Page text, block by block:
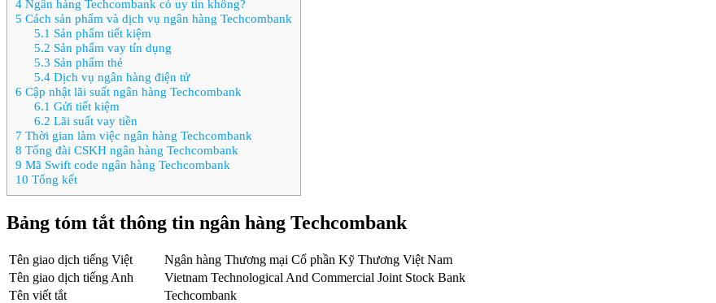
4 Ngân hàng Techcombank có uy tín không?
5 Cách sản phẩm và dịch vụ ngân hàng Techcombank
5.1 Sản phẩm tiết kiệm
5.2 Sản phẩm vay tín dụng
5.3 Sản phẩm thẻ
5.4Dịch vụ ngân hàng điện tử
6 Cập nhật lãi suất ngân hàng Techcombank
6.1 Gửi tiết kiệm
6.2 Lãi suất vay tiền
7 Thời gian làm việc ngân hàng Techcombank
8 Tổng đài CSKH ngân hàng Techcombank
9 Mã Swift code ngân hàng Techcombank
10 Tổng kết
Bảng tóm tắt thông tin ngân hàng Techcombank
Tên giao dịch tiếng Việt
Ngân hàng Thương mại Cổ phần Kỹ Thương Việt Nam
Tên giao dịch tiếng Anh
Vietnam Technological And Commercial Joint Stock Bank
Tên viết tắt
Techcombank